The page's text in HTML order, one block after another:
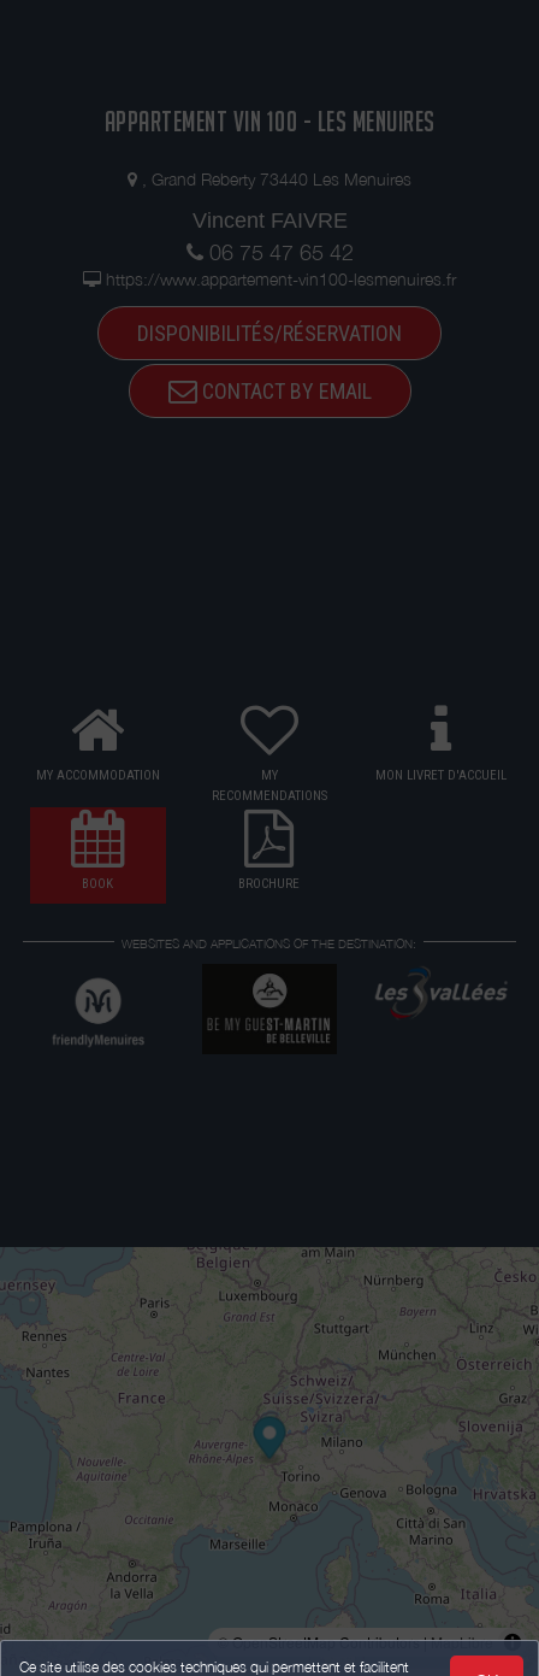
Ce site utilise des cookies techniques qui permettent et facilitent
APPARTEMENT VIN 100 - LES MENUIRES
, Grand Reberty 73440 Les Menuires
Vincent FAIVRE
06 75 47 65 42
https://www.appartement-vin100-lesmenuires.fr
DISPONIBILITÉS/RÉSERVATION
CONTACT BY EMAIL
MY ACCOMMODATION
MY
RECOMMENDATIONS
MON LIVRET D'ACCUEIL
BOOK BROCHURE
WEBSITES AND APPLICATIONS OF THE DESTINATION:
© OpenStreetMap Contributors |MapLibre